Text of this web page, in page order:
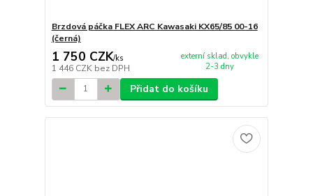
Brzdová páčka FLEX ARC Kawasaki KX65/85 00-16
(černá)
1 750 CZK/ks
1 446 CZK bez DPH
externí sklad, obvykle
2-3 dny
Přidat do košíku